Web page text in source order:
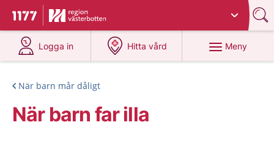
Till startsidan för 1177
Du har valt region
Logga in
på 1177.se
Hitta vård
på 1177.se
Meny
När barn mår dåligt
När barn far illa